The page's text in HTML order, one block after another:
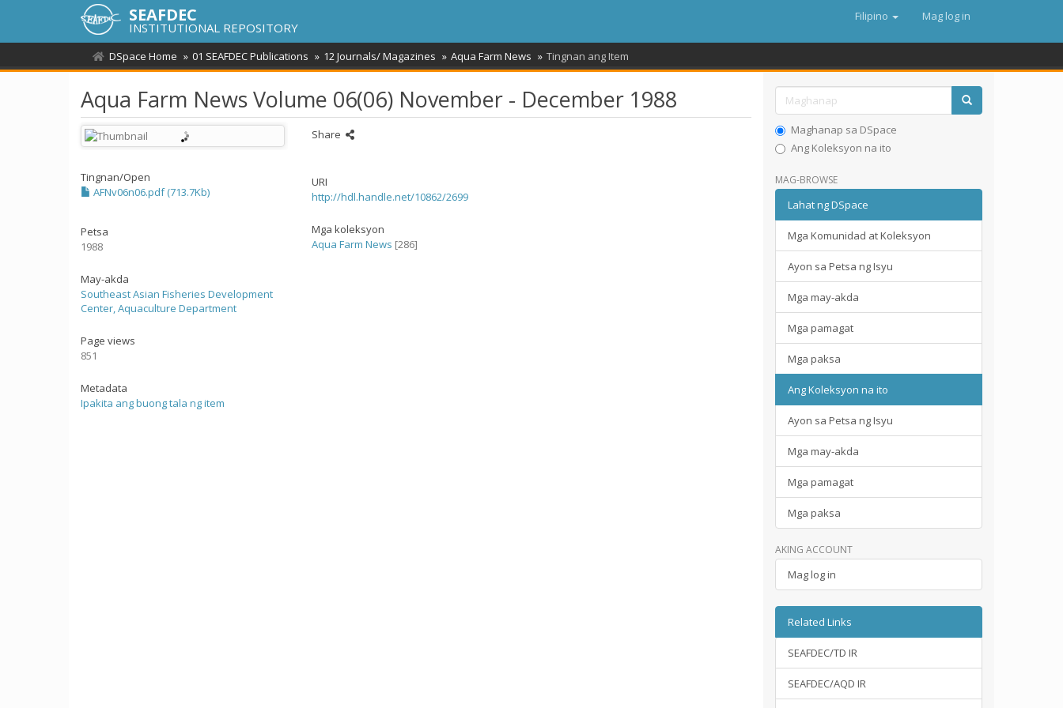
SEAFDEC
INSTITUTIONAL REPOSITORY
Filipino Mag log in
DSpace Home 01 SEAFDEC Publications 12 Journals/ Magazines Aqua Farm News Tingnan ang Item
Aqua Farm News Volume 06(06) November - December 1988
Tingnan/Open
AFNv06n06.pdf (713.7Kb)
Petsa
1988
May-akda
Southeast Asian Fisheries Development
Center, Aquaculture Department
Page views
851
Metadata
Ipakita ang buong tala ng item
Share
URI
http://hdl.handle.net/10862/2699
Mga koleksyon
Aqua Farm News [286]
Maghanap sa DSpace
Ang Koleksyon na ito
MAG-BROWSE
Lahat ng DSpace
Mga Komunidad at Koleksyon
Ayon sa Petsa ng Isyu
Mga may-akda
Mga pamagat
Mga paksa
Ang Koleksyon na ito
Ayon sa Petsa ng Isyu
Mga may-akda
Mga pamagat
Mga paksa
AKING ACCOUNT
Mag log in
Related Links
SEAFDEC/TD IR
SEAFDEC/AQD IR